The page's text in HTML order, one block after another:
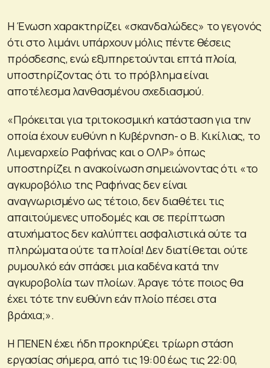
Η Ένωση χαρακτηρίζει «σκανδαλώδες» το γεγονός
ότι στο λιμάνι υπάρχουν μόλις πέντε θέσεις
πρόσδεσης, ενώ εξυπηρετούνται επτά πλοία,
υποστηρίζοντας ότι το πρόβλημα είναι
αποτέλεσμα λανθασμένου σχεδιασμού.
«Πρόκειται για τριτοκοσμική κατάσταση για την
οποία έχουν ευθύνη η Κυβέρνηση- ο Β. Κικίλιας, το
Λιμεναρχείο Ραφήνας και ο ΟΛΡ» όπως
υποστηρίζει η ανακοίνωση σημειώνοντας ότι «το
αγκυροβόλιο της Ραφήνας δεν είναι
αναγνωρισμένο ως τέτοιο, δεν διαθέτει τις
απαιτούμενες υποδομές και σε περίπτωση
ατυχήματος δεν καλύπτει ασφαλιστικά ούτε τα
πληρώματα ούτε τα πλοία! Δεν διατίθεται ούτε
ρυμουλκό εάν σπάσει μια καδένα κατά την
αγκυροβολία των πλοίων. Άραγε τότε ποιος θα
έχει τότε την ευθύνη εάν πλοίο πέσει στα
βράχια;».
Η ΠΕΝΕΝ έχει ήδη προκηρύξει τρίωρη στάση
εργασίας σήμερα, από τις 19:00 έως τις 22:00,